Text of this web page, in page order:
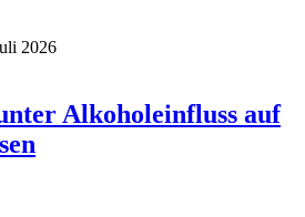
2026
Alkoholeinfluss auf